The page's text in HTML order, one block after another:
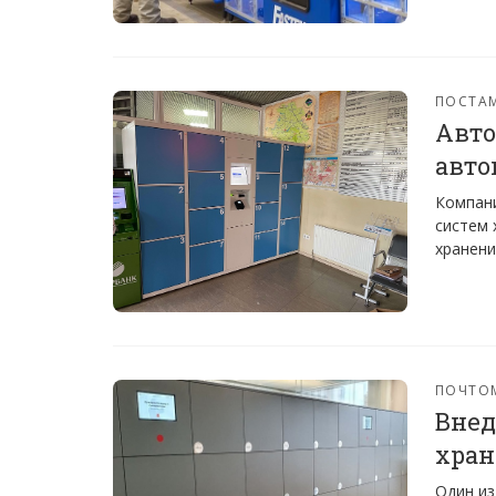
систем
Один